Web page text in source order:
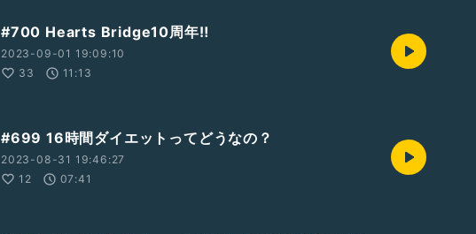
#700 Hearts Bridge10周年‼️
2023-09-01 19:09:10
33
11:13
#699 16時間ダイエットってどうなの？
2023-08-31 19:46:27
12
07:41